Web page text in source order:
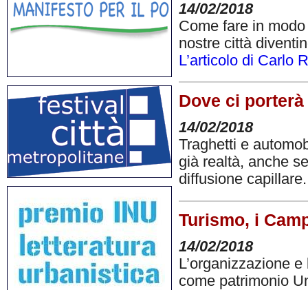
14/02/2018
Come fare in
nostre città
L’articolo di Carlo
Dove ci
14/02/2018
Traghetti e
già realtà, anche
diffusione
Turismo, i
14/02/2018
L’organizzazione
come patrimonio